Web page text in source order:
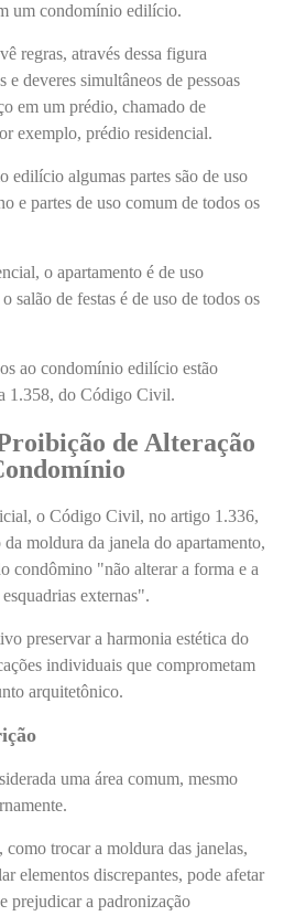
um condomínio edilício.
regras, através dessa figura
deveres simultâneos de pessoas
em um prédio, chamado de
exemplo, prédio residencial.
edilício algumas partes são de uso
e partes de uso comum de todos os
o apartamento é de uso
salão de festas é de uso de todos os
ao condomínio edilício estão
1.358, do Código Civil.
de Alteração
o Código Civil, no artigo 1.336,
moldura da janela do apartamento,
condômino "não alterar a forma e a
externas".
preservar a harmonia estética do
individuais que comprometam
arquitetônico.
uma área comum, mesmo
trocar a moldura das janelas,
elementos discrepantes, pode afetar
prejudicar a padronização